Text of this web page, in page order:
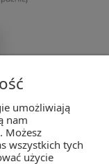
umożliwiają
nam
Możesz
wszystkich tych
użycie